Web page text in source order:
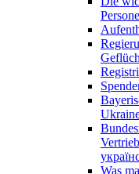
Was